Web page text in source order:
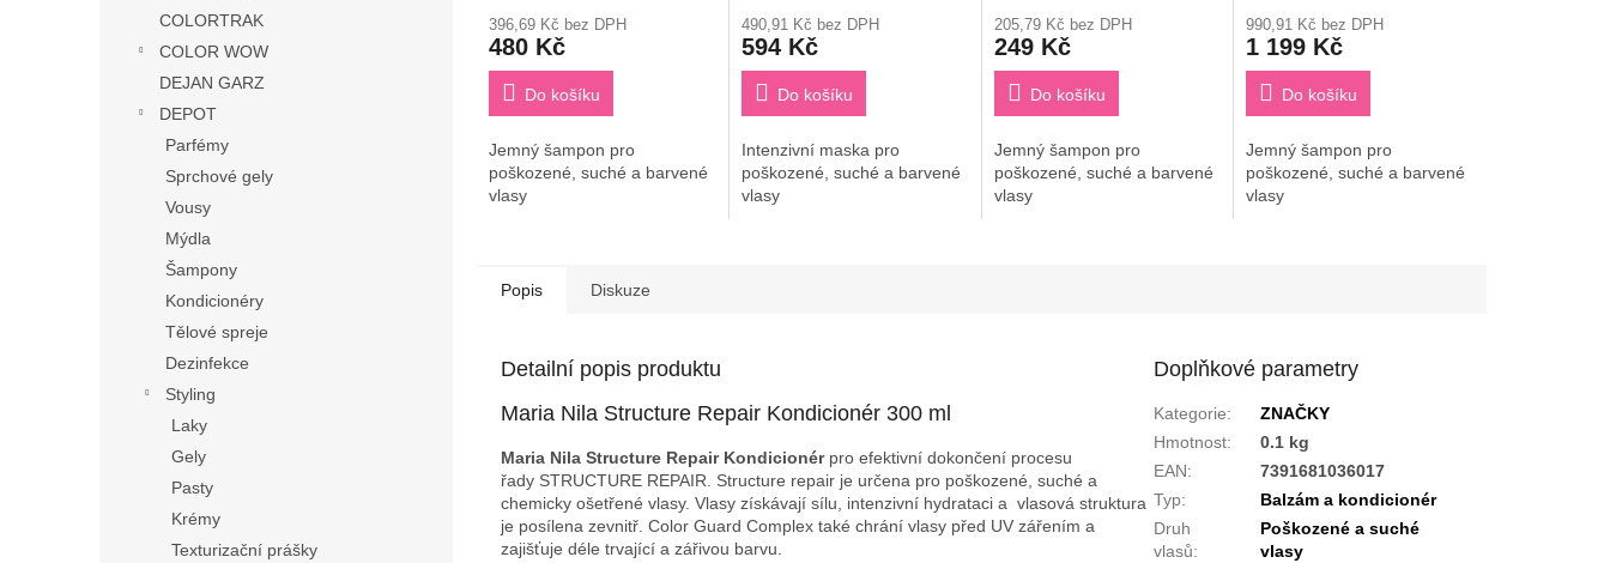
COLORTRAK
COLOR WOW
DEJAN GARZ
DEPOT
Parfémy
Sprchové gely
Vousy
Mýdla
Šampony
Kondicionéry
Tělové spreje
Dezinfekce
Styling
Laky
Gely
Pasty
Krémy
Texturizační prášky
396,69 Kč bez DPH
480 Kč
Do košíku
Jemný šampon pro
poškozené, suché a barvené
vlasy
490,91 Kč bez DPH
594 Kč
Do košíku
Intenzivní maska pro
poškozené, suché a barvené
vlasy
205,79 Kč bez DPH
249 Kč
Do košíku
Jemný šampon pro
poškozené, suché a barvené
vlasy
produktu
je
3,8
5
hvězdiček.
990,91 Kč bez DPH
1 199 Kč
Do košíku
Jemný šampon pro
poškozené, suché a barvené
vlasy
Popis Diskuze
Detailní popis produktu
Maria Nila Structure Repair Kondicionér 300 ml
Maria Nila Structure Repair Kondicionér pro efektivní dokončení procesu
řady STRUCTURE REPAIR. Structure repair je určena pro poškozené, suché a
chemicky ošetřené vlasy. Vlasy získávají sílu, intenzivní hydrataci a vlasová struktura
je posílena zevnitř. Color Guard Complex také chrání vlasy před UV zářením a
zajišťuje déle trvající a zářivou barvu.
Doplňkové parametry
Kategorie:
ZNAČKY
Hmotnost:
0.1 kg
EAN:
7391681036017
Typ:
Balzám a kondicionér
Druh
vlasů:
Poškozené a suché
vlasy